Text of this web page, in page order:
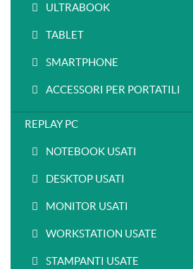
ULTRABOOK
TABLET
SMARTPHONE
ACCESSORI PER PORTATILI
REPLAY PC
NOTEBOOK USATI
DESKTOP USATI
MONITOR USATI
WORKSTATION USATE
STAMPANTI USATE